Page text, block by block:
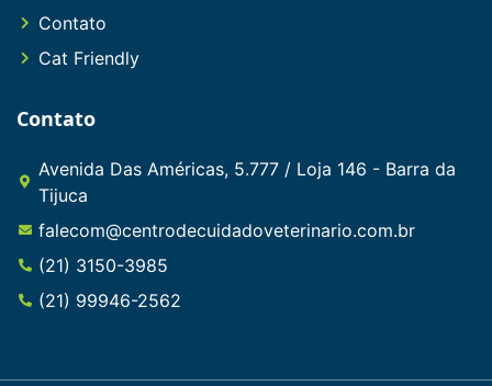
Contato
Cat Friendly
Contato
Avenida Das Américas, 5.777 / Loja 146 - Barra da
Tijuca
falecom@centrodecuidadoveterinario.com.br
(21) 3150-3985
(21) 99946-2562